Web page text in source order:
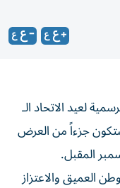
لعيد الاتحاد الـ
جزءاً من العرض
العميق والاعتزاز